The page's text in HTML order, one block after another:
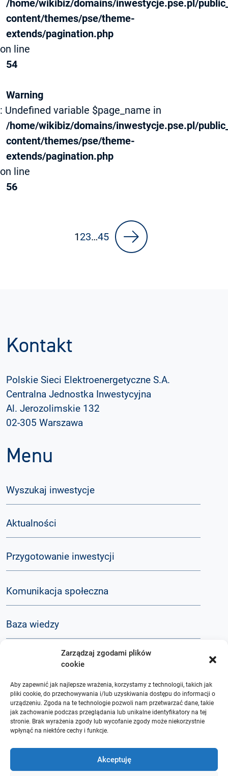
Zarządzaj zgodami plików
cookie
Aby zapewnić jak najlepsze wrażenia, korzystamy z technologii, takich jak
pliki cookie, do przechowywania i/lub uzyskiwania dostępu do informacji o
urządzeniu. Zgoda na te technologie pozwoli nam przetwarzać dane, takie
jak zachowanie podczas przeglądania lub unikalne identyfikatory na tej
stronie. Brak wyrażenia zgody lub wycofanie zgody może niekorzystnie
wpłynąć na niektóre cechy i funkcje.
Akceptuję
/home/wikibiz/domains/inwestycje.pse.pl/
content/themes/pse/theme-
extends/pagination.php
on line
54
Warning
: Undefined variable $page_name in
/home/wikibiz/domains/inwestycje.pse.pl/
content/themes/pse/theme-
extends/pagination.php
on line
56
123…45
Kontakt
Polskie Sieci Elektroenergetyczne S.A.
Centralna Jednostka Inwestycyjna
Al. Jerozolimskie 132
02-305 Warszawa
Menu
Wyszukaj inwestycje
Aktualności
Przygotowanie inwestycji
Komunikacja społeczna
Baza wiedzy
O nas